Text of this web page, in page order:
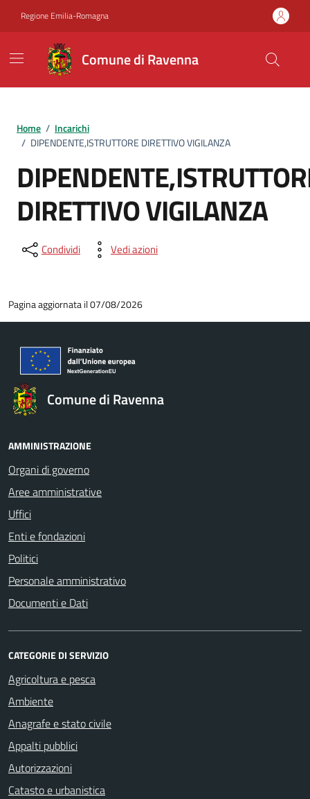
Regione Emilia-Romagna
Comune di Ravenna
Home / Incarichi
/ DIPENDENTE,ISTRUTTORE DIRETTIVO VIGILANZA
DIRETTIVO VIGILANZA
Condividi Vedi azioni
Pagina aggiornata il 07/08/2026
Comune di Ravenna
AMMINISTRAZIONE
Organi di governo
Aree amministrative
Uffici
Enti e fondazioni
Politici
Personale amministrativo
Documenti e Dati
CATEGORIE DI SERVIZIO
Agricoltura e pesca
Ambiente
Anagrafe e stato civile
Appalti pubblici
Autorizzazioni
Catasto e urbanistica